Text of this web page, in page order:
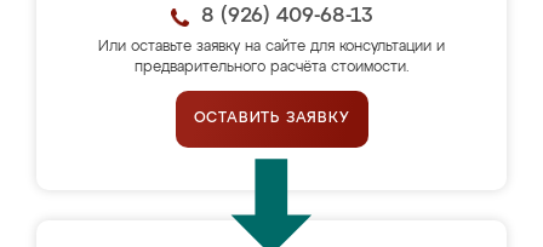
8 (926) 409-68-13
Или оставьте заявку на сайте для консультации и
предварительного расчёта стоимости.
ОСТАВИТЬ ЗАЯВКУ